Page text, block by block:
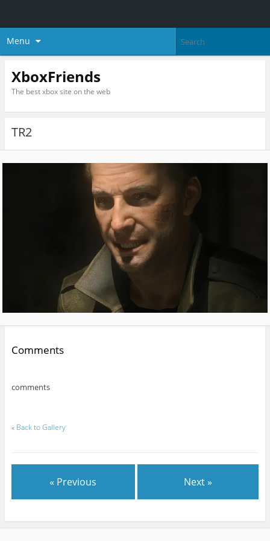
Menu
XboxFriends
The best xbox site on the web
TR2
Comments
comments
« Back to Gallery
« Previous Next »